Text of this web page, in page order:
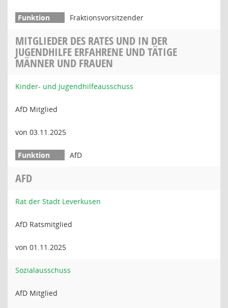
Fraktionsvorsitzender
MITGLIEDER DES RATES UND IN DER
JUGENDHILFE ERFAHRENE UND TÄTIGE
MÄNNER UND FRAUEN
Kinder- und Jugendhilfeausschuss
AfD Mitglied
von 03.11.2025
AfD
AFD
Rat der Stadt Leverkusen
AfD Ratsmitglied
von 01.11.2025
Sozialausschuss
AfD Mitglied